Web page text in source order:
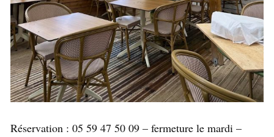
Réservation : 05 59 47 50 09 – fermeture le mardi –